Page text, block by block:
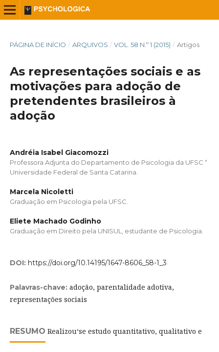
PÁGINA DE INÍCIO / ARQUIVOS / VOL. 58 N.º 1 (2015) / Artigos
As representações sociais e as
motivações para adoção de
pretendentes brasileiros à
adoção
Andréia Isabel Giacomozzi
Professora Adjunta do Departamento de Psicologia da UFSC “
Universidade Federal de Santa Catarina.
Marcela Nicoletti
Graduação em Psicologia pela UFSC.
Eliete Machado Godinho
Graduação em Direito pela UNISUL, estudante de Psicologia.
DOI: https://doi.org/10.14195/1647-8606_58-1_3
Palavras-chave: adoção, parentalidade adotiva,
representações sociais
RESUMO Realizou‘se estudo quantitativo, qualitativo e